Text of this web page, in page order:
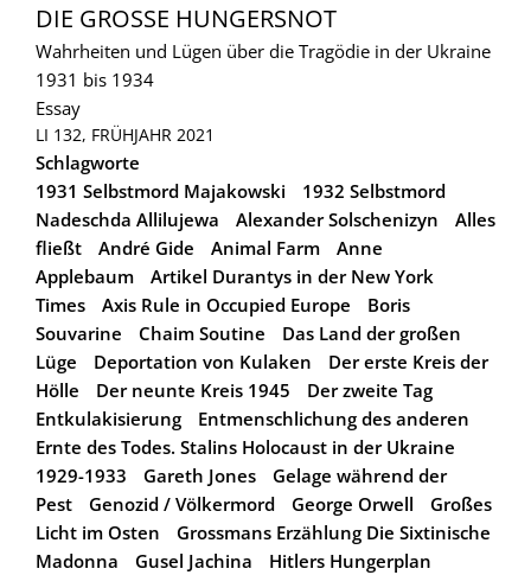
DIE GROSSE HUNGERSNOT
Wahrheiten und Lügen über die Tragödie in der Ukraine
1931 bis 1934
Essay
LI 132, FRÜHJAHR 2021
Schlagworte
1931 Selbstmord Majakowski
1932 Selbstmord
Nadeschda Allilujewa
Alexander Solschenizyn
Alles
fließt
André Gide Animal Farm
Anne
Applebaum
Artikel Durantys in der New York
Times
Axis Rule in Occupied Europe
Boris
Souvarine
Chaim Soutine
Das Land der großen
Lüge
Deportation von Kulaken
Der erste Kreis der
Hölle
Der neunte Kreis 1945
Der zweite Tag
Entkulakisierung
Entmenschlichung des anderen
Ernte des Todes. Stalins Holocaust in der Ukraine
1929-1933
Gareth Jones
Gelage während der
Pest
Genozid / Völkermord George Orwell
Großes
Licht im Osten
Grossmans Erzählung Die Sixtinische
Madonna
Gusel Jachina
Hitlers Hungerplan